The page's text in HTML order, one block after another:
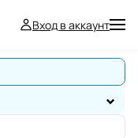
Вход в аккаунт